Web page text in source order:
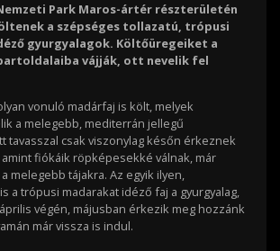
Park Maros-ártér részterületén
a szépséges tollazatú, trópusi
gyurgyalagok. Költőüregeiket a
vájják, ott nevelik fel
vonuló madárfaj is költ, melyek
a melegebb, mediterrán jellegű
tavasszal csak viszonylag későn érkeznek
fiókáik röpképesekké válnak, már
melegebb tájakra. Az egyik ilyen,
a trópusi madarakat idéző faj a gyurgyalag,
végén, májusban érkezik meg hozzánk
már vissza is indul.